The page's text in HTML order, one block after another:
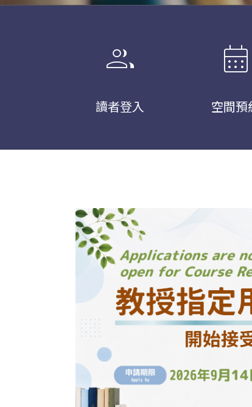
group
讀者登入
calendar_month
空間預